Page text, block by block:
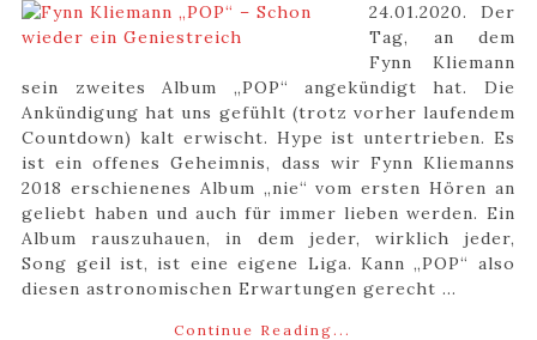
24.01.2020. Der
Tag, an dem
Fynn Kliemann
sein zweites Album „POP“ angekündigt hat. Die
Ankündigung hat uns gefühlt (trotz vorher laufendem
Countdown) kalt erwischt. Hype ist untertrieben. Es
ist ein offenes Geheimnis, dass wir Fynn Kliemanns
2018 erschienenes Album „nie“ vom ersten Hören an
geliebt haben und auch für immer lieben werden. Ein
Album rauszuhauen, in dem jeder, wirklich jeder,
Song geil ist, ist eine eigene Liga. Kann „POP“ also
diesen astronomischen Erwartungen gerecht ...
Continue Reading...